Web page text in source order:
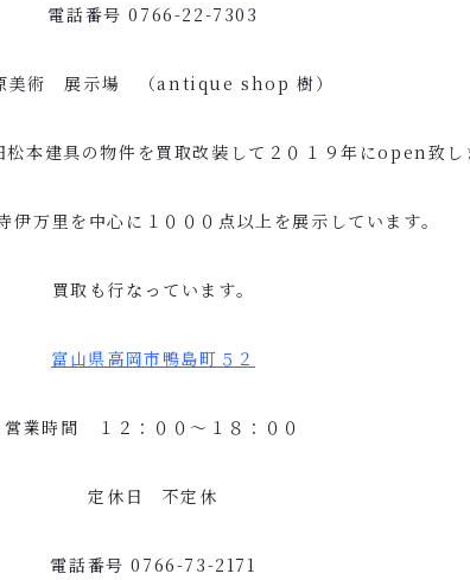
電話番号 0766-22-7303
美術 展示場 （antique shop樹）
本建具の物件を買取改装して２０１９年にopen 致し
伊万里を中心に１０００点以上を展示しています。
買取も行なっています。
富山県高岡市鴨島町５２
営業時間 １２：００〜１８：００
定休日 不定休
電話番号 0766-73-2171